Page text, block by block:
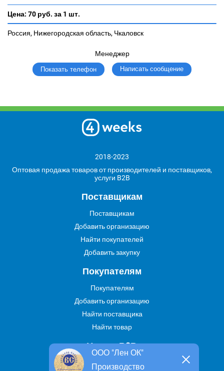
Цена: 70 руб. за 1 шт.
Россия, Нижегородская область, Чкаловск
Менеджер
Показать телефон Написать сообщение
ООО "Лен ОК"
Производство
2018-2023
Оптовая продажа товаров от производителей и поставщиков,
услуги B2B
Поставщикам
Поставщикам
Добавить организацию
Найти покупателей
Добавить закупку
Покупателям
Покупателям
Добавить организацию
Найти поставщика
Найти товар
Услуги В2В
Найти услугу